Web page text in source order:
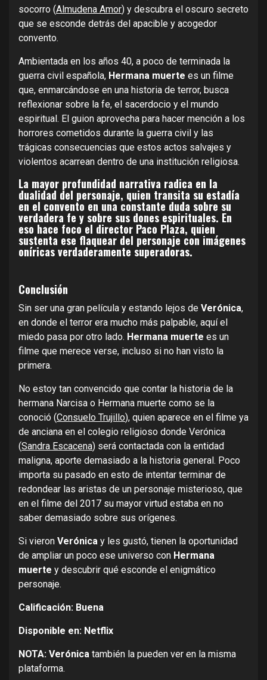
socorro (Almudena Amor) y descubra el oscuro secreto
que se esconde detrás del apacible y acogedor
convento.
Ambientada en los años 40, a poco de terminada la
guerra civil española, Hermana muerte es un filme
que, enmarcándose en una historia de terror, busca
reflexionar sobre la fe, el sacerdocio y el mundo
espiritual. El guion aprovecha para hacer mención a los
horrores cometidos durante la guerra civil y las
trágicas consecuencias que estos actos salvajes y
violentos acarrean dentro de una institución religiosa.
La mayor profundidad narrativa radica en la
dualidad del personaje, quien transita su estadía
en el convento en una constante duda sobre su
verdadera fe y sobre sus dones espirituales. En
eso hace foco el director Paco Plaza, quien
sustenta ese flaquear del personaje con imágenes
oníricas verdaderamente superadoras.
Conclusión
Sin ser una gran película y estando lejos de Verónica,
en donde el terror era mucho más palpable, aquí el
miedo pasa por otro lado. Hermana muerte es un
filme que merece verse, incluso si no han visto la
primera.
No estoy tan convencido que contar la historia de la
hermana Narcisa o Hermana muerte como se la
conoció (Consuelo Trujillo), quien aparece en el filme ya
de anciana en el colegio religioso donde Verónica
(Sandra Escacena) será contactada con la entidad
maligna, aporte demasiado a la historia general. Poco
importa su pasado en esto de intentar terminar de
redondear las aristas de un personaje misterioso, que
en el filme del 2017 su mayor virtud estaba en no
saber demasiado sobre sus orígenes.
Si vieron Verónica y les gustó, tienen la oportunidad
de ampliar un poco ese universo con Hermana
muerte y descubrir qué esconde el enigmático
personaje.
Calificación: Buena
Disponible en: Netflix
NOTA: Verónica también la pueden ver en la misma
plataforma.